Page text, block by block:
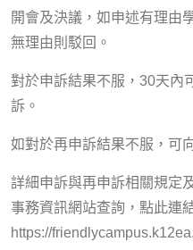
開會及決議，如申述有理由
無理由則駁回。
對於申訴結果不服，30天內
訴。
如對於再申訴結果不服，可
詳細申訴與再申訴相關規定
事務資訊網站查詢， 點此連
https://